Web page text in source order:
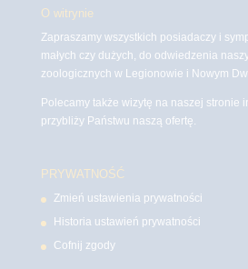
O witrynie
Zapraszamy wszystkich posiadaczy i
małych czy dużych, do odwiedzenia
zoologicznych w Legionowie i Nowym
Polecamy także wizytę na naszej stronie
przybliży Państwu naszą ofertę.
PRYWATNOŚĆ
Zmień ustawienia prywatności
Historia ustawień prywatności
Cofnij zgody